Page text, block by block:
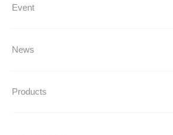
Event
News
Products